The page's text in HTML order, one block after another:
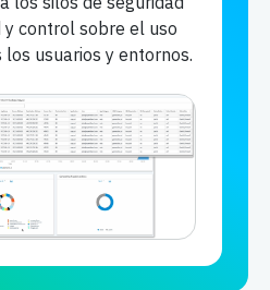
control sobre el uso
usuarios y entornos.